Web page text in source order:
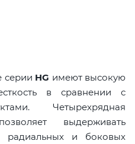
серии HG имеют высокую
в сравнении с
Четырехрядная
выдерживать
радиальных и боковых